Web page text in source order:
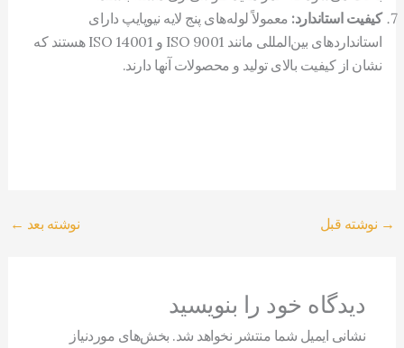
کیفیت استاندارد: معمولاً لوله‌های پنج لایه نیوپایپ دارای
استانداردهای بین‌المللی مانند ISO 9001 و ISO 14001 هستند که
نشان از کیفیت بالای تولید و محصولات آنها دارند.
→ نوشته قبل نوشته بعد ←
دیدگاه‌ خود را بنویسید
نشانی ایمیل شما منتشر نخواهد شد. بخش‌های موردنیاز